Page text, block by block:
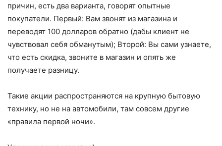
причин, есть два варианта, говорят опытные
покупатели. Первый: Вам звонят из магазина и
переводят 100 долларов обратно (дабы клиент не
чувствовал себя обманутым); Второй: Вы сами узнаете,
что есть скидка, звоните в магазин и опять же
получаете разницу.
Такие акции распространяются на крупную бытовую
технику, но не на автомобили, там совсем другие
«правила первой ночи».